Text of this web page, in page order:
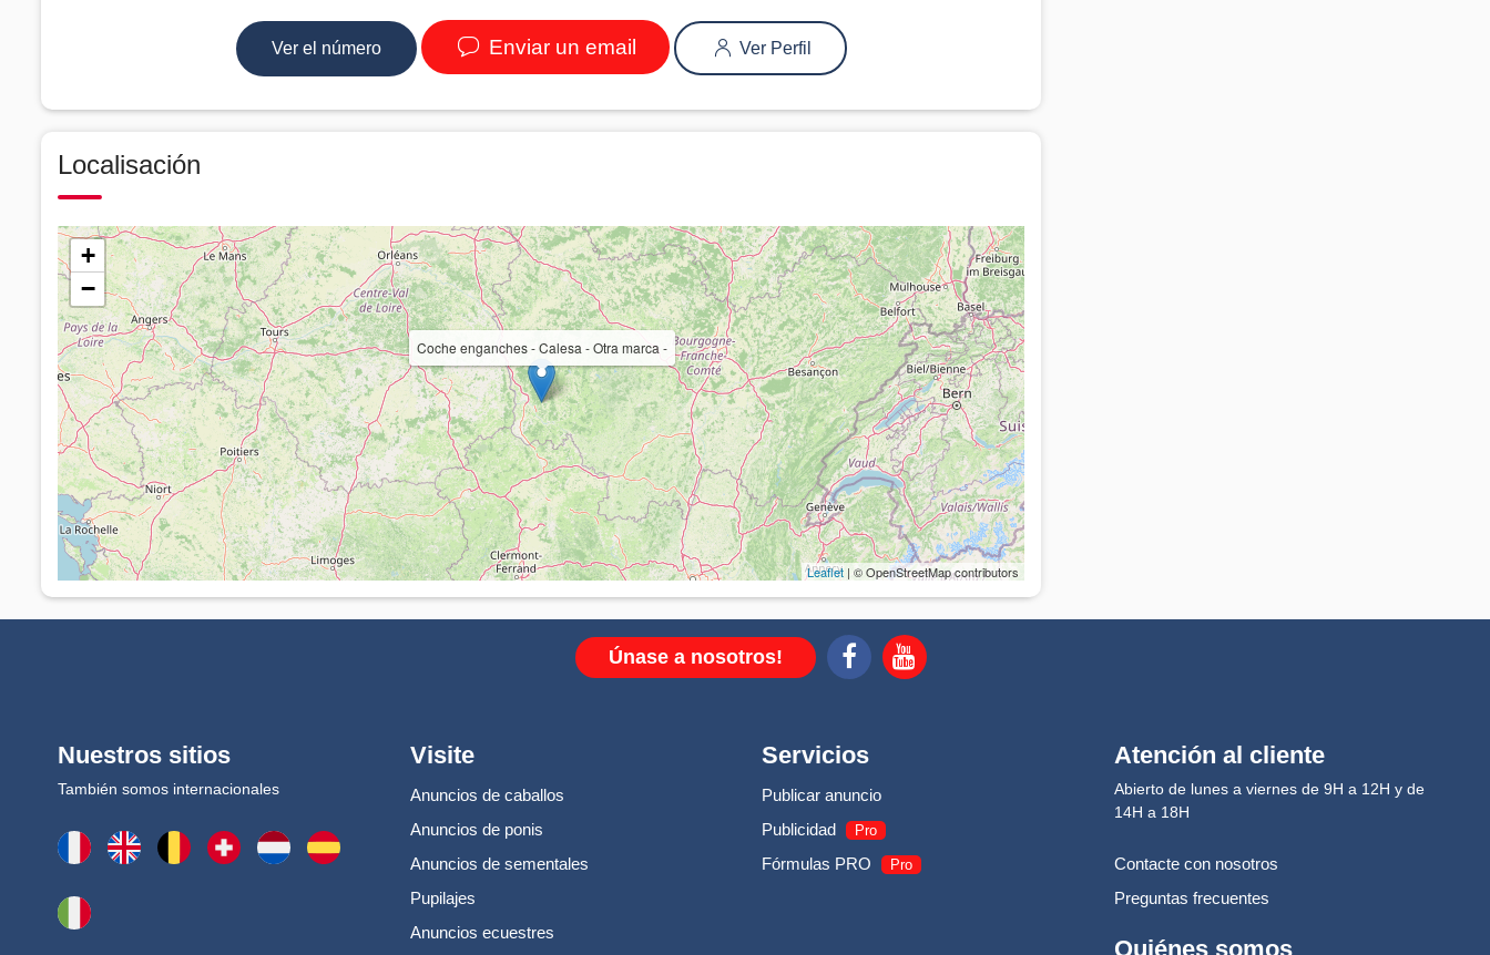
Ver el número Enviar un email Ver Perfil
Localisación
Coche enganches - Calesa - Otra marca -
+
−
Leaflet | © OpenStreetMap contributors
Únase a nosotros!
Nuestros sitios
También somos internacionales
Visite
Anuncios de caballos
Anuncios de ponis
Anuncios de sementales
Pupilajes
Anuncios ecuestres
Servicios
Publicar anuncio
Publicidad
Pro
Fórmulas PRO Pro
Atención al cliente
Abierto de lunes a viernes de 9H a 12H y de
14H a 18H
Contacte con nosotros
Preguntas frecuentes
Quiénes somos